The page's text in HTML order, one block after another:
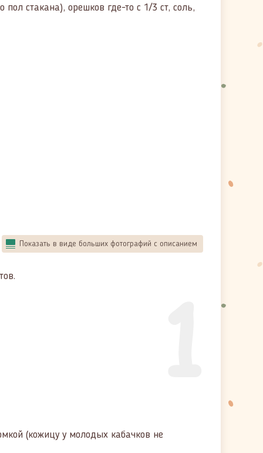
пол стакана), орешков где-то с 1/3 ст, соль,
Показать в виде больших фотографий с описанием
(кожицу у молодых кабачков не